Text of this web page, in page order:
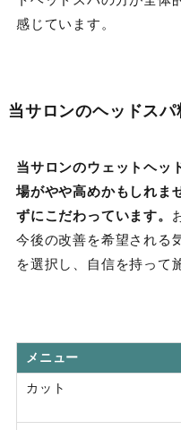
感じています。
当サロンのヘッドス
当サロンのウェットヘッ
場がやや高めかもしれま
ずにこだわっています。
今後の改善を希望される
を選択し、自信を持って
メニュー
カット